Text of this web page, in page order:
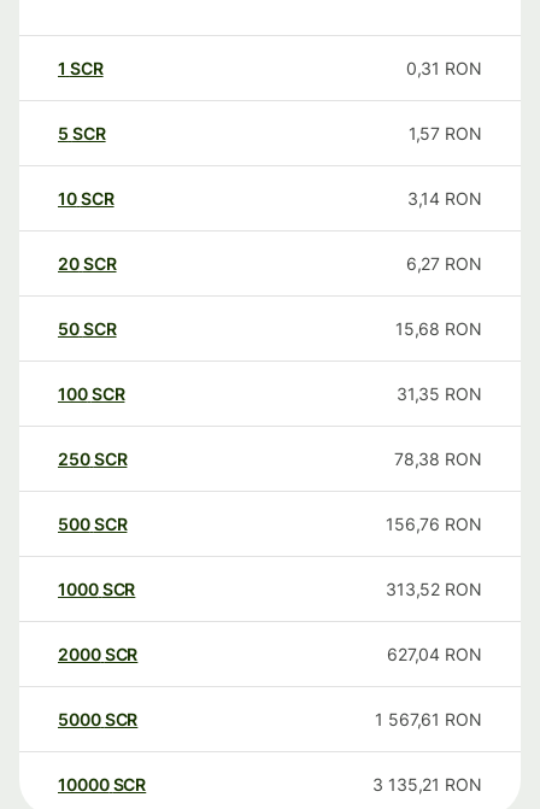
1 SCR 0,31 RON
5 SCR 1,57 RON
10SCR 3,14 RON
20SCR 6,27 RON
50SCR 15,68 RON
100SCR 31,35 RON
250SCR 78,38 RON
500SCR 156,76 RON
1000SCR 313,52 RON
2000SCR 627,04 RON
5000SCR 1 567,61 RON
10000 SCR 3 135,21 RON